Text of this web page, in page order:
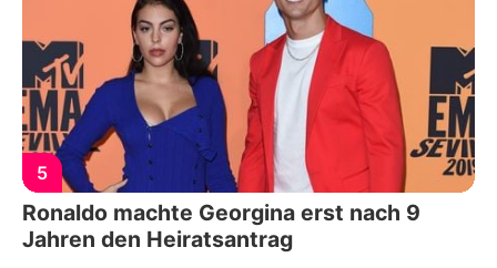
5
Ronaldo machte Georgina erst nach 9
Jahren den Heiratsantrag